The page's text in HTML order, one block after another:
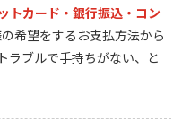
トカード・銀行振込・コン
希望をするお支払方法から
ラブルで手持ちがない、と